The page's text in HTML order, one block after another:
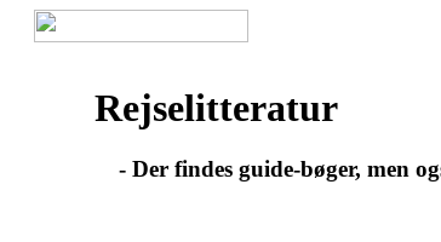
Rejselitteratur
- Der findes guide-bøger, men